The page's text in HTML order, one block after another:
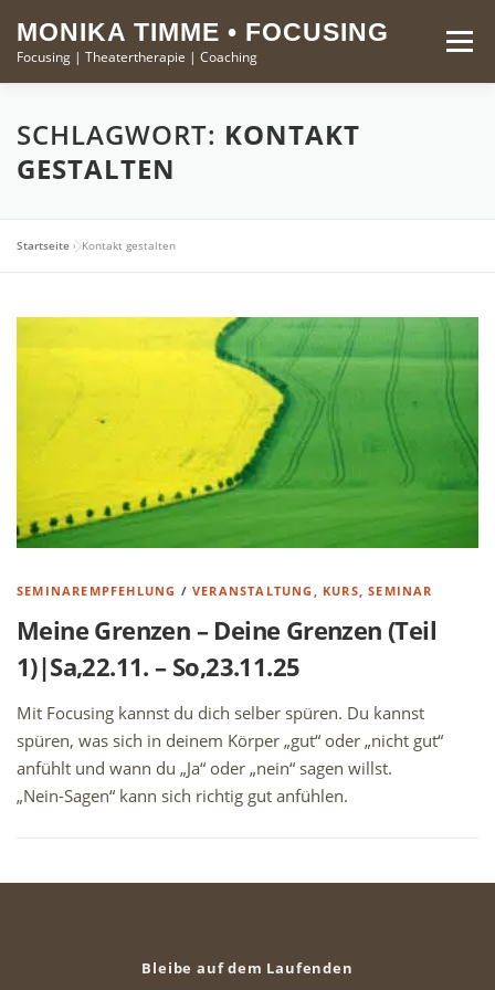
springen
Inhalt
springen
MONIKA TIMME • FOCUSING
Focusing | Theatertherapie | Coaching
Menü
FOCUSING THEATERTHERAPIE MONIKA TIMME
SCHLAGWORT: KONTAKT
GESTALTEN
Startseite »Kontakt gestalten
SEMINAREMPFEHLUNG /VERANSTALTUNG, KURS, SEMINAR
Meine Grenzen – Deine Grenzen (Teil
1)|Sa,22.11. – So,23.11.25
Mit Focusing kannst du dich selber spüren. Du kannst
spüren, was sich in deinem Körper „gut“ oder „nicht gut“
anfühlt und wann du „Ja“ oder „nein“ sagen willst.
„Nein-Sagen“ kann sich richtig gut anfühlen.
Bleibe auf dem Laufenden